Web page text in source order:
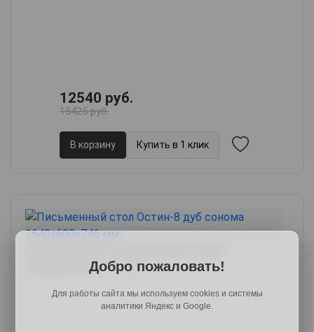
12540 руб.
15425 руб.
В корзину Купить в 1 клик
164х60х74.6,арт. 33597
Добро пожаловать!
Для работы сайта мы используем cookies и системы
аналитики Яндекс и Google.